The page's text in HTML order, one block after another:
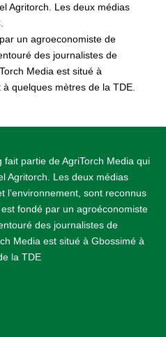
Agritorch. Les deux médias
un agroeconomiste de
des journalistes de
Media est situé à
quelques mètres de la TDE.
partie de AgriTorch Media qui
Agritorch. Les deux médias
l’environnement, sont reconnus
fondé par un agroéconomiste
des journalistes de
Media est situé à Gbossimé à
la TDE